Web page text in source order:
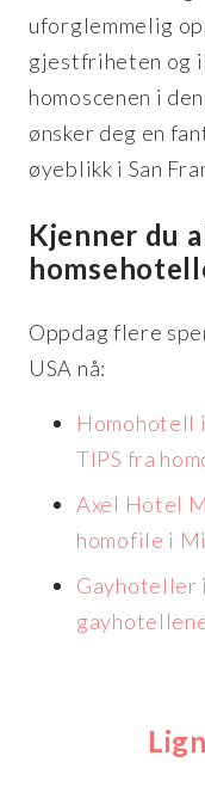
uforglemmelig
gjestfriheten og
homoscenen i
ønsker deg en
øyeblikk i San
Kjenner du
Oppdag flere
USA nå:
Homohotell
TIPS fra
Axel Hotel
homofile i
Gayhoteller